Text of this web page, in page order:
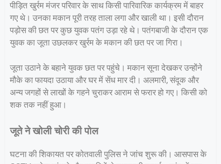
पीड़ित खुर्रम मंजर परिवार के साथ किसी पारिवारिक कार्यक्रम में बाहर
गए थे। उनका मकान पूरी तरह ताला लगा और खाली था। इसी दौरान
पड़ोस की छत पर कुछ युवक पतंग उड़ा रहे थे। पतंगबाजी के दौरान एक
युवक का जूता उछलकर खुर्रम के मकान की छत पर जा गिरा।
जूता उठाने के बहाने युवक छत पर पहुंचे। मकान सूना देखकर उन्होंने
मौके का फायदा उठाया और घर में सेंध मार दी। अलमारी, संदूक और
अन्य जगहों से लाखों के गहने चुराकर आराम से फरार हो गए। किसी को
शक तक नहीं हुआ।
जूते ने खोली चोरी की पोल
घटना की शिकायत पर कोतवाली पुलिस ने जांच शुरू की। आसपास के